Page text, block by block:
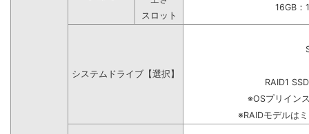
16GB
スロット
システムドライブ【選択】
RAID1
※OSプリイン
※RAIDモデルは